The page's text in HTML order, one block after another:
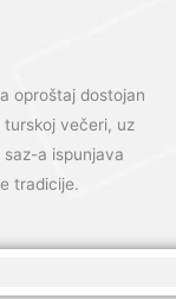
oproštaj dostojan
večeri, uz
a ispunjava
tradicije.